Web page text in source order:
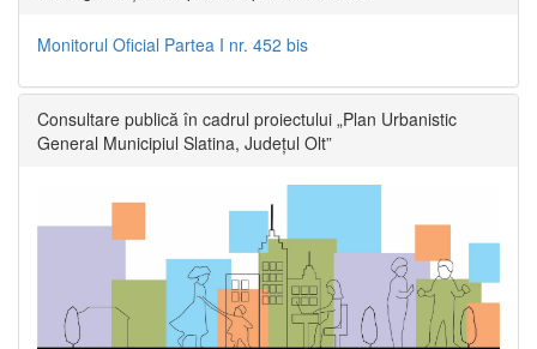
Monitorul Oficial Partea I nr. 452 bis
Consultare publică în cadrul proiectului „Plan Urbanistic
General Municipiul Slatina, Județul Olt”